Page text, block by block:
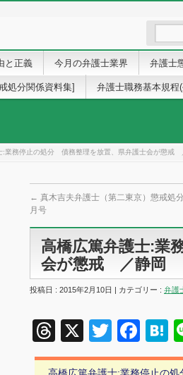
と正義 今月の弁護士業界 弁護士
処分関係資料集] 弁護士職務基本規程
:業務停止の処分 債務整理を放置、県弁護士会が懲戒
← 真木吉夫弁護士（第二東京）懲戒
月号
高橋広篤弁護士:業
会が懲戒 ／静岡
投稿日 : 2015年2月10日 | カテゴリー : 弁護
Threads
X Twitter